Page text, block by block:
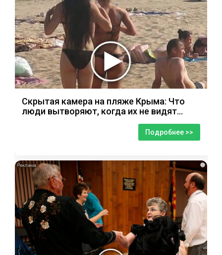
Скрытая камера на пляже Крыма: Что
люди вытворяют, когда их не видят...
Подробнее >>
i